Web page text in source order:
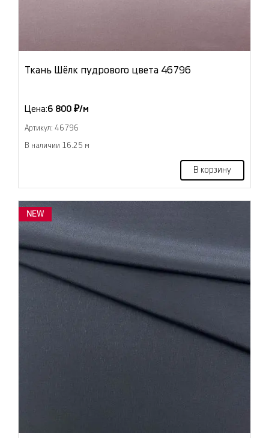
Ткань Шёлк пудрового цвета 46796
Цена:6 800 ₽/м
Артикул: 46796
В наличии 16.25 м
В корзину
NEW